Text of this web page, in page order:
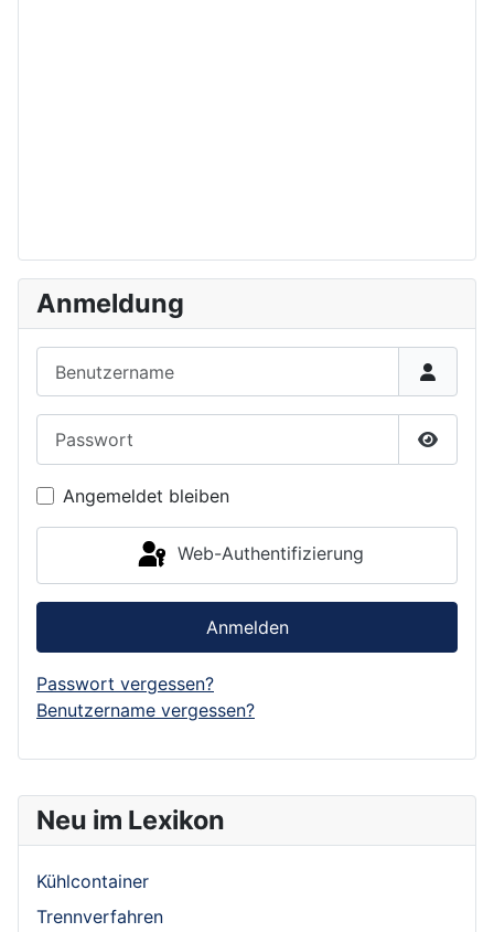
Neu im Lexikon
Kühlcontainer
Trennverfahren
Anmeldung
Angemeldet bleiben
Web-Authentifizierung
Anmelden
Passwort vergessen?
Benutzername vergessen?